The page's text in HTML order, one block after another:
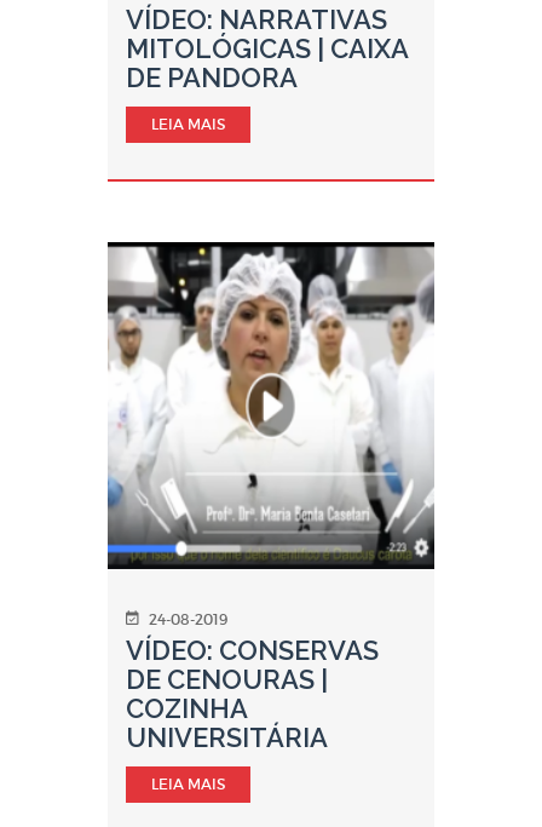
VÍDEO: NARRATIVAS
MITOLÓGICAS | CAIXA
DE PANDORA
LEIA MAIS
24-08-2019
VÍDEO: CONSERVAS
DE CENOURAS |
COZINHA
UNIVERSITÁRIA
LEIA MAIS